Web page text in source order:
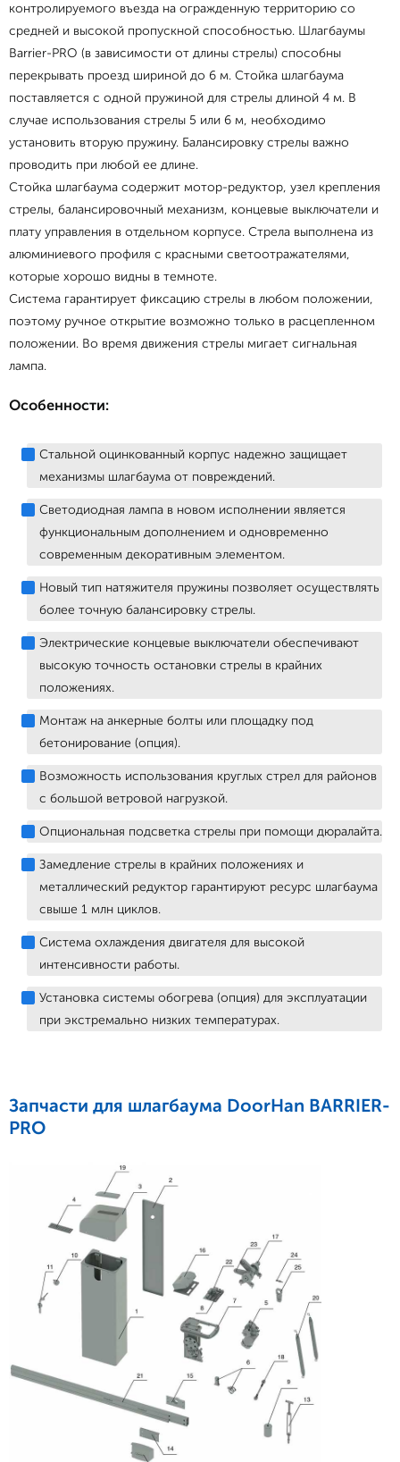
контролируемого въезда на огражденную территорию со
средней и высокой пропускной способностью. Шлагбаумы
Barrier-PRO (в зависимости от длины стрелы) способны
перекрывать проезд шириной до 6 м. Стойка шлагбаума
поставляется с одной пружиной для стрелы длиной 4 м. В
случае использования стрелы 5 или 6 м, необходимо
установить вторую пружину. Балансировку стрелы важно
проводить при любой ее длине.
Стойка шлагбаума содержит мотор-редуктор, узел крепления
стрелы, балансировочный механизм, концевые выключатели и
плату управления в отдельном корпусе. Стрела выполнена из
алюминиевого профиля с красными светоотражателями,
которые хорошо видны в темноте.
Система гарантирует фиксацию стрелы в любом положении,
поэтому ручное открытие возможно только в расцепленном
положении. Во время движения стрелы мигает сигнальная
лампа.
Особенности:
Стальной оцинкованный корпус надежно защищает
механизмы шлагбаума от повреждений.
Светодиодная лампа в новом исполнении является
функциональным дополнением и одновременно
современным декоративным элементом.
Новый тип натяжителя пружины позволяет осуществлять
более точную балансировку стрелы.
Электрические концевые выключатели обеспечивают
высокую точность остановки стрелы в крайних
положениях.
Монтаж на анкерные болты или площадку под
бетонирование (опция).
Возможность использования круглых стрел для районов
с большой ветровой нагрузкой.
Опциональная подсветка стрелы при помощи дюралайта.
Замедление стрелы в крайних положениях и
металлический редуктор гарантируют ресурс шлагбаума
свыше 1 млн циклов.
Система охлаждения двигателя для высокой
интенсивности работы.
Установка системы обогрева (опция) для эксплуатации
при экстремально низких температурах.
Запчасти для шлагбаума DoorHan BARRIER-
PRO